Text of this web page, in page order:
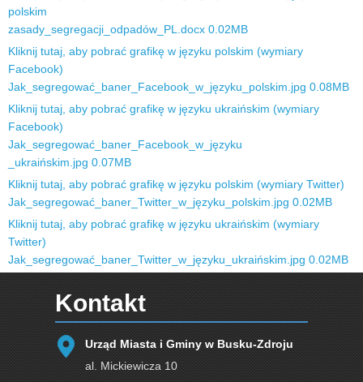
polskim
zasady​_segregacji​_odpadów​_PL.docx 0.02MB
Kliknij tutaj, aby pobrać grafikę w języku polskim (wymiary
Facebook)
Jak​_segregować​_baner​_Facebook​_w​_języku​_polskim.jpg 0.08MB
Kliknij tutaj, aby pobrać grafikę w języku ukraińskim (wymiary
Facebook)
Jak​_segregować​_baner​_Facebook​_w​_języku​
_ukraińskim.jpg 0.07MB
Kliknij tutaj, aby pobrać grafikę w języku polskim (wymiary Twitter)
Jak​_segregować​_baner​_Twitter​_w​_języku​_polskim.jpg 0.02MB
Kliknij tutaj, aby pobrać grafikę w języku ukraińskim (wymiary
Twitter)
Jak​_segregować​_baner​_Twitter​_w​_języku​_ukraińskim.jpg 0.02MB
Kontakt
Urząd Miasta i Gminy w Busku-Zdroju
al. Mickiewicza 10